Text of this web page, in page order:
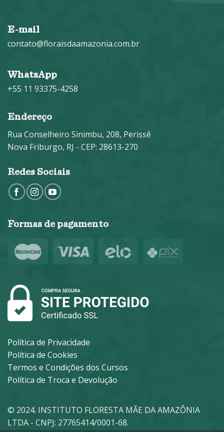
E-mail
contato@floraisdaamazonia.com.br
WhatsApp
+55 11 93375-4258
Endereço
Rua Conselheiro Sinimbu, 208, Perissê
Nova Friburgo, RJ - CEP: 28613-270
Redes Sociais
Formas de pagamento
© 2024. INSTITUTO FLORESTA MÃE DA AMAZÔNIA
LTDA - CNPJ: 27765414/0001-68.
Política de Privacidade
Política de Cookies
Termos e Condições dos Cursos
Política de Troca e Devolução